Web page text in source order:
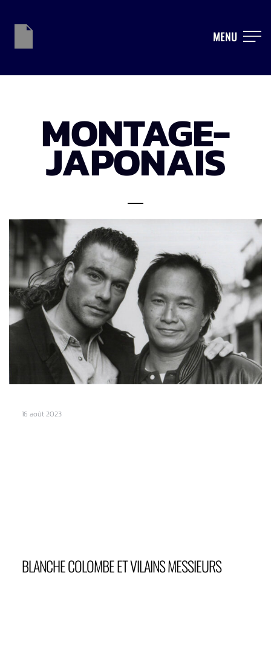
MENU
MONTAGE-
JAPONAIS
16 août 2023
BLANCHE COLOMBE ET VILAINS MESSIEURS